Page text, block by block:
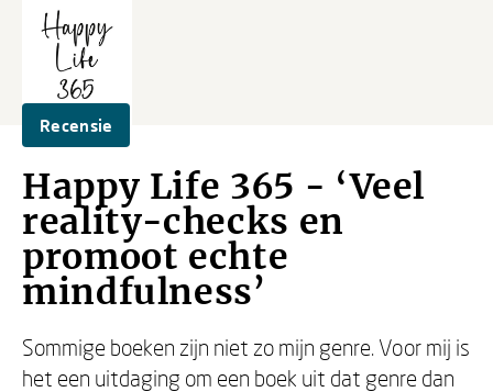
Recensie
Happy Life 365 - ‘Veel
reality-checks en
promoot echte
mindfulness’
Sommige boeken zijn niet zo mijn genre. Voor mij is
het een uitdaging om een boek uit dat genre dan